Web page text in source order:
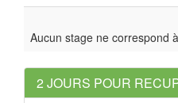
Aucun stage ne correspond
2 JOURS POUR